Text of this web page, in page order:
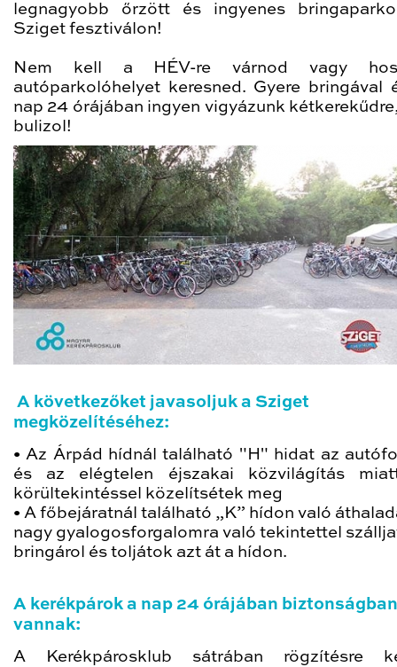
legnagyobb őrzött és ingyenes
Sziget fesztiválon!
Nem kell a HÉV-re várnod vagy
autóparkolóhelyet keresned. Gyere bringával
nap 24 órájában ingyen vigyázunk
bulizol!
A következőket javasoljuk a Sziget
megközelítéséhez:
• Az Árpád hídnál található "H" hidat az
és az elégtelen éjszakai közvilágítás
körültekintéssel közelítsétek meg
• A főbejáratnál található „K” hídon való
nagy gyalogosforgalomra való tekintettel
bringárol és toljátok azt át a hídon.
A kerékpárok a nap 24 órájában biztonságban
vannak:
A Kerékpárosklub sátrában rögzítésre